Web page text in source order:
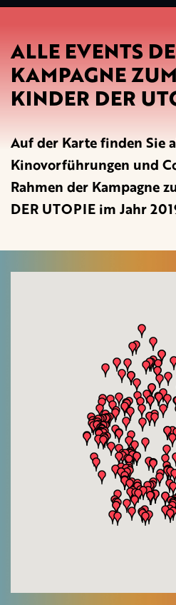
ALLE EVENTS
KAMPAGNE
KINDER DER
Auf der Karte finden Sie
Kinovorführungen und
Rahmen der Kampagne
DER UTOPIE im Jahr